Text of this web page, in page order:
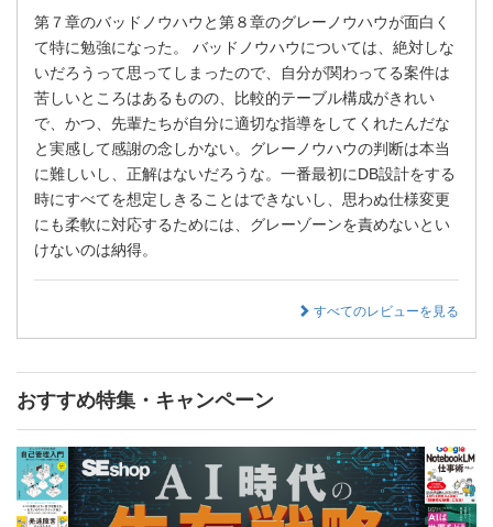
第７章のバッドノウハウと第８章のグレーノウハウが面白く
て特に勉強になった。 バッドノウハウについては、絶対しな
いだろうって思ってしまったので、自分が関わってる案件は
苦しいところはあるものの、比較的テーブル構成がきれい
で、かつ、先輩たちが自分に適切な指導をしてくれたんだな
と実感して感謝の念しかない。グレーノウハウの判断は本当
に難しいし、正解はないだろうな。一番最初にDB設計をする
時にすべてを想定しきることはできないし、思わぬ仕様変更
にも柔軟に対応するためには、グレーゾーンを責めないとい
けないのは納得。
すべてのレビューを見る
おすすめ特集・キャンペーン